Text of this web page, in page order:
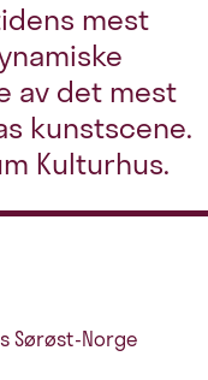
mest
av det mest
kunstscene.
Kulturhus.
Sørøst-Norge